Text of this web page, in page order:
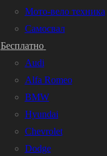
Мото-вело техника
Самосвал
Бесплатно
Audi
Alfa Romeo
BMW
Hyundai
Chevrolet
Dodge